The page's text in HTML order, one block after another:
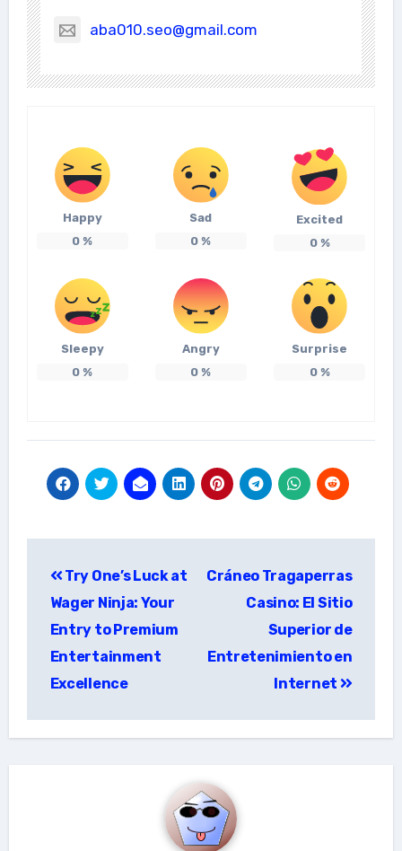
aba010.seo@gmail.com
Happy
0 %
Sad
0 %
Excited
0%
Sleepy
0 %
Angry
0 %
Surprise
0%
เรื่อง
Try One’s Luck at
Wager Ninja: Your
Entry to Premium
Entertainment
Excellence
Cráneo Tragaperras
Casino: El Sitio
Superior de
Entretenimiento en
Internet